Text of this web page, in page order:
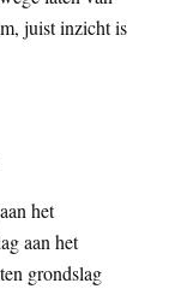
juist inzicht is
het
aan het
grondslag